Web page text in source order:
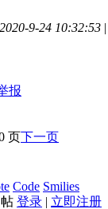
9-24 10:32:53 |
报
页下一页
Code Smilies
登录 | 立即注册